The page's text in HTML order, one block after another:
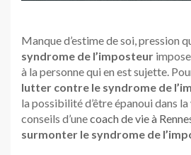
Manque d’estime de soi, pression
syndrome de l’imposteur
à la personne qui en est sujette.
lutter contre le syndrome de
la possibilité d’être épanoui dans
conseils d’unecoach de vie à
surmonter le syndrome de